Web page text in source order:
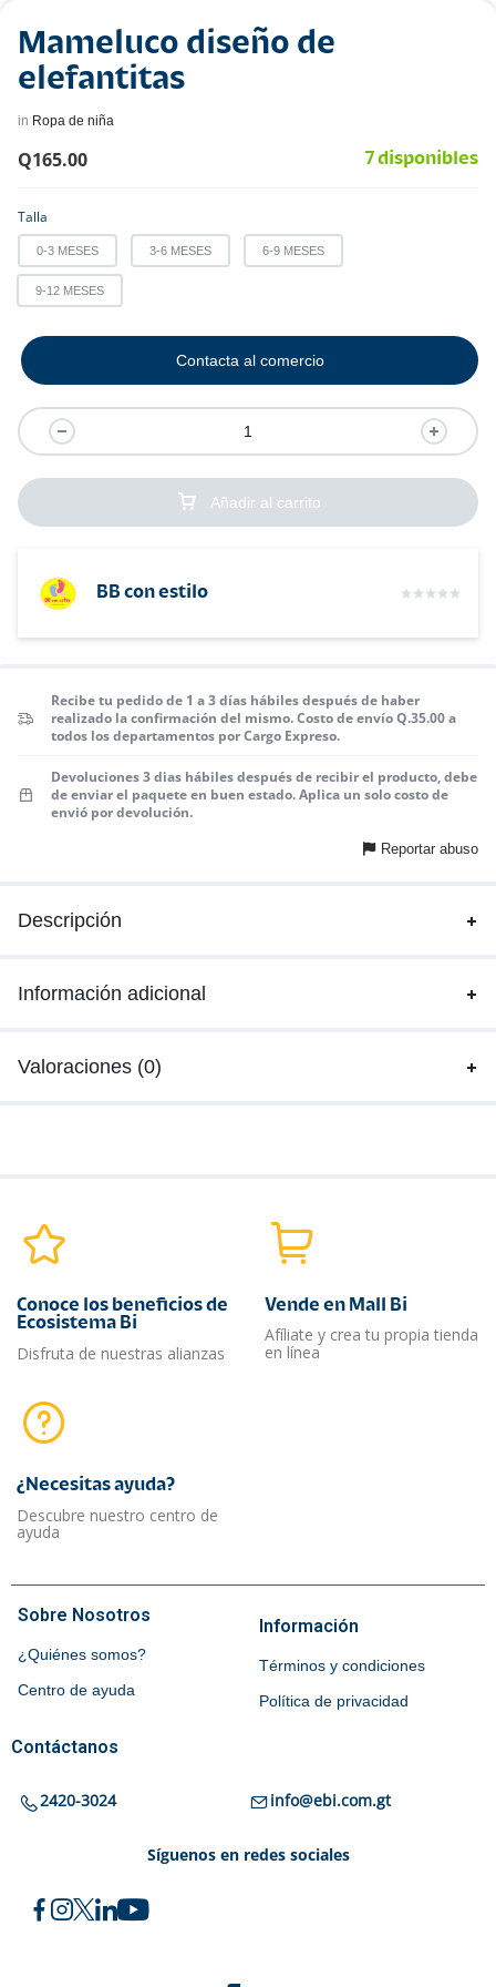
Mameluco diseño de
elefantitas
in Ropa de niña
Q165.00 7 disponibles
Talla
0-3 MESES 3-6 MESES 6-9 MESES
9-12 MESES
Añadir al carrito
Contacta al comercio
BB con estilo
Recibe tu pedido de 1 a 3 días hábiles después de haber
realizado la confirmación del mismo. Costo de envío Q.35.00 a
todos los departamentos por Cargo Expreso.
Devoluciones 3 dias hábiles después de recibir el producto, debe
de enviar el paquete en buen estado. Aplica un solo costo de
envió por devolución.
Reportar abuso
Descripción
Información adicional
Valoraciones (0)
Conoce los beneficios de
Ecosistema Bi
Disfruta de nuestras alianzas
Vende en Mall Bi
Afíliate y crea tu propia tienda
en línea
¿Necesitas ayuda?​
Descubre nuestro centro de
ayuda
Sobre Nosotros
¿Quiénes somos?
Centro de ayuda
Información
Términos y condiciones
Política de privacidad
Contáctanos
2420-3024 info@ebi.com.gt
Síguenos en redes sociales